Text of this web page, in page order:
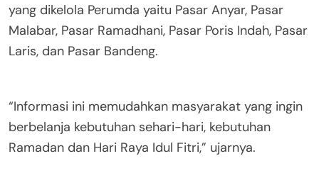
yang dikelola Perumda yaitu Pasar Anyar, Pasar
Malabar, Pasar Ramadhani, Pasar Poris Indah, Pasar
Laris, dan Pasar Bandeng.
“Informasi ini memudahkan masyarakat yang ingin
berbelanja kebutuhan sehari-hari, kebutuhan
Ramadan dan Hari Raya Idul Fitri,” ujarnya.